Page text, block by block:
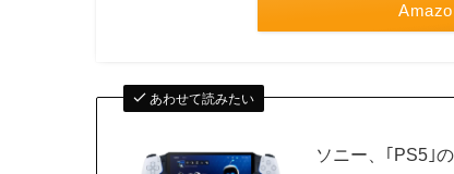
あわせて読みたい
ソニー、｢PS5｣